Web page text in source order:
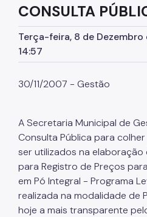
Bens e Serviços
Atas de Registro de Preços
SPusa
Boletim de Ofertas da
Portal do Servidor
Concursos Públicos
Estágio
Programa Ressignificando o
CONSULTA
Terça-feira, 8 de
14:57
30/11/2007 - Gestão
A Secretaria Municipal de
Consulta Pública para
ser utilizados na elaboração
para Registro de Preços
em Pó Integral - Programa
realizada na modalidade de
hoje a mais transparente